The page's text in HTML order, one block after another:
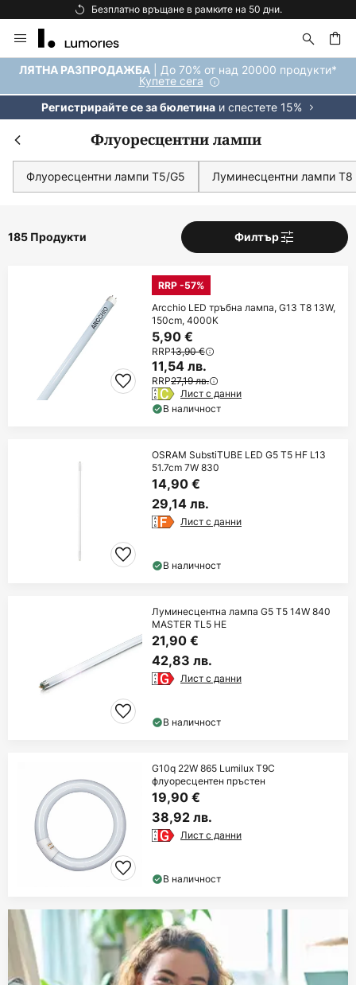
Безплатна доставка над 92 €.
Прескачане
към
съдържанието
ЛЯТНА РАЗПРОДАЖБА | До 70% от над 20000 продукти*
Купете сега
Регистрирайте се за бюлетинаи спестете 15%
Флуоресцентни лампи
Флуоресцентни лампи T5/G5 Луминесцентни лампи T8
185 Продукти Филтър
RRP -57%
Arcchio LED тръбна лампа, G13 T8 13W,
150cm, 4000K
5,90 €
RRP13,90 €
11,54 лв.
RRP27,19 лв.
Лист с данни
В наличност
OSRAM SubstiTUBE LED G5 T5 HF L13
51.7cm 7W 830
14,90 €
29,14 лв.
Лист с данни
В наличност
Луминесцентна лампа G5 T5 14W 840
MASTER TL5 HE
21,90 €
42,83 лв.
Лист с данни
В наличност
G10q 22W 865 Lumilux T9C
флуоресцентен пръстен
19,90 €
38,92 лв.
Лист с данни
В наличност